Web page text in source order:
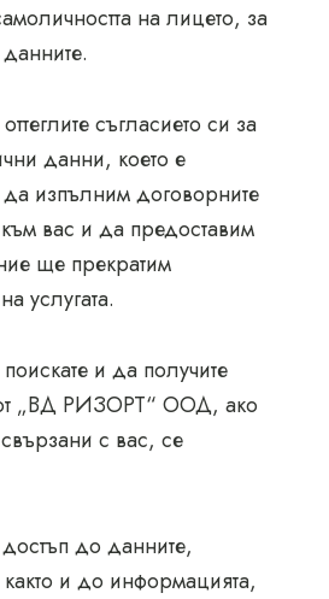
на лицето, за
данните.
съгласието си за
данни, което е
изпълним договорните
вас и да предоставим
ще прекратим
услугата.
и да получите
„ВД РИЗОРТ“ ООД, ако
с вас, се
до данните,
и до информацията,